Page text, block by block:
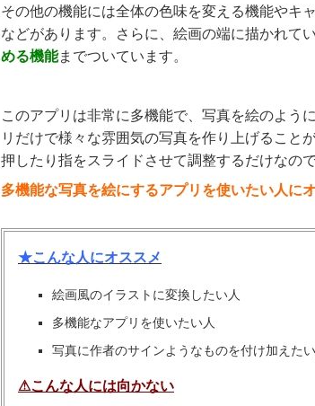
その他の機能には全体の色味を変える機能やキ
などがあります。さらに、絵画の端に描かれて
める機能までついています。
このアプリは非常に多機能で、写真を絵のよう
リだけで様々な雰囲気の写真を作り上げること
押したり指をスライドさせて調整するだけなの
多機能な写真を絵にするアプリを使いたい人に
★こんな人にオススメ
絵画風のイラストに変換したい人
多機能なアプリを使いたい人
写真に作者のサインようなものを付け加えた
⚠こんな人には向かない